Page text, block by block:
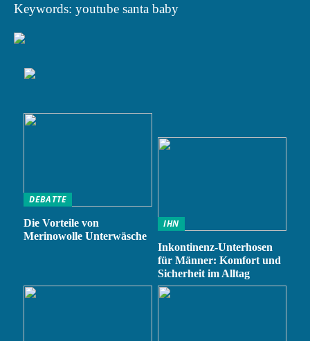
Keywords: youtube santa baby
DEBATTE
Die Vorteile von
Merinowolle Unterwäsche
IHN
Inkontinenz-Unterhosen
für Männer: Komfort und
Sicherheit im Alltag